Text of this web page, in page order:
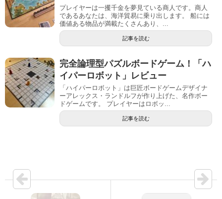
プレイヤーは一攫千金を夢見ている商人です。商人
であるあなたは、海洋貿易に乗り出します。 船には
価値ある物品が満載たくさんあり、...
記事を読む
完全論理型パズルボードゲーム！「ハ
イパーロボット」レビュー
「ハイパーロボット」は巨匠ボードゲームデザイナ
ーアレックス・ランドルフが作り上げた、名作ボー
ドゲームです。 プレイヤーはロボッ...
記事を読む